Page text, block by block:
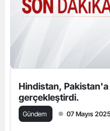
Hindistan, Pakistan'a
gerçekleştirdi.
Gündem 07 Mayıs